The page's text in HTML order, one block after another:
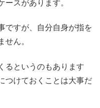
スがあります。
ですが、自分自身が指を
せん。
るというのもあります
つけておくことは大事だ